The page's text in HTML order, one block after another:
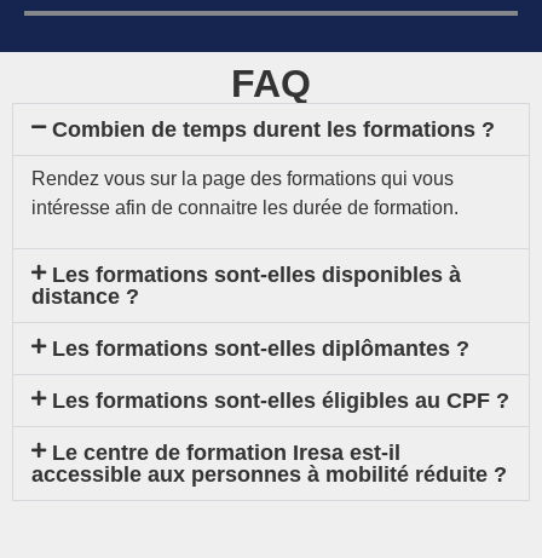
FAQ
Combien de temps durent les formations ?
Rendez vous sur la page des formations qui vous
intéresse afin de connaitre les durée de formation.
Les formations sont-elles disponibles à
distance ?
Les formations sont-elles diplômantes ?
Les formations sont-elles éligibles au CPF ?
Le centre de formation Iresa est-il
accessible aux personnes à mobilité réduite ?